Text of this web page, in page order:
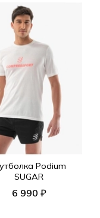
Podium
SUGAR
6 990 ₽